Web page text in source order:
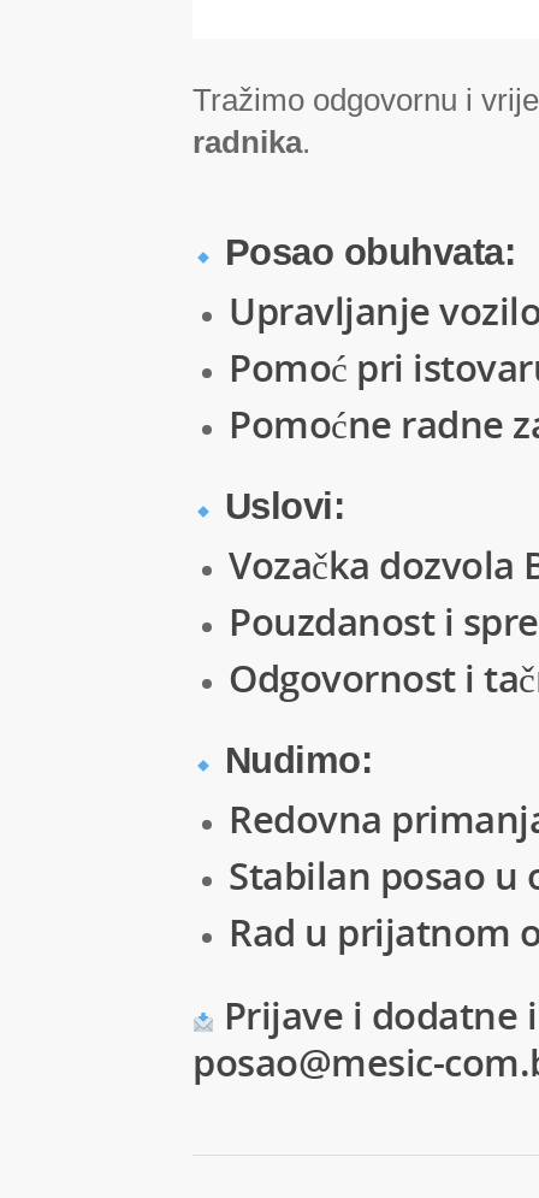
Tražimo odgovornu i
radnika.
Posao obuhvata:
Upravljanje
Pomoć pri
Pomoćne radne
Uslovi:
Vozačka dozvola
Pouzdanost i
Odgovornost i
Nudimo:
Redovna
Stabilan posao
Rad u prijatnom
Prijave i dodatne
posao@mesic-